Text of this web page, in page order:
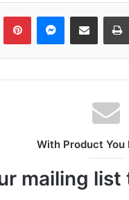
PinterestMessenger
Share via Email
With Product You
mailing